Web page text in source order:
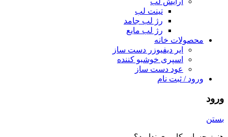
تینت لب
رژ لب جامد
رژ لب مایع
محصولات خانه
ایر دیفیوزر دست ساز
اسپری خوشبو کننده
عود دست ساز
ورود / ثبت نام
ورود
بستن